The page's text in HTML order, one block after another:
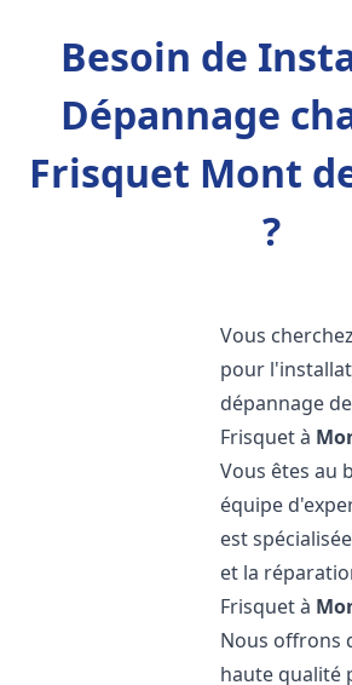
Besoin de
Dépannage
Frisquet Mont
?
Vous
pour
dépannage
Frisquet à
Vous êtes au
équipe
est
et la
Frisquet à
Nous offrons
haute qualité